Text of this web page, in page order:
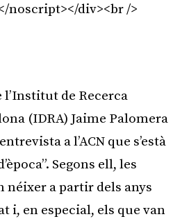
noscript></div><br />
l’Institut de Recerca
(IDRA) Jaime Palomera
a l’ACN que s’està
Segons ell, les
néixer a partir dels anys
i, en especial, els que van